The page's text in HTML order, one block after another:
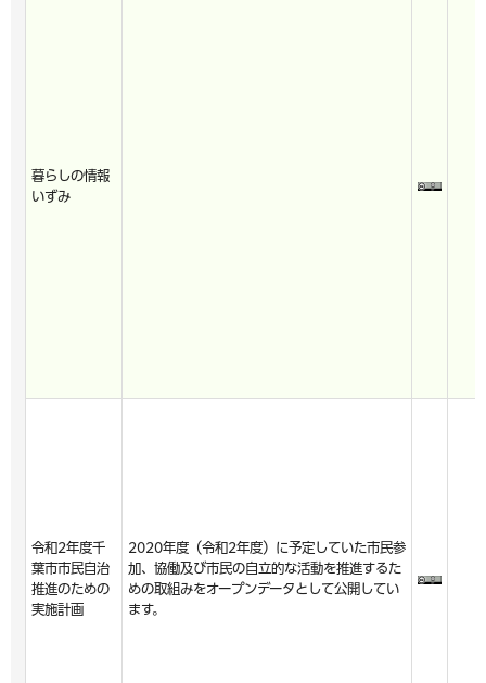
暮らしの情報
いずみ
令和2年度千
葉市市民自治
推進のための
実施計画
2020年度（令和2年度）に予定していた市民参
加、協働及び市民の自立的な活動を推進するた
めの取組みをオープンデータとして公開してい
ます。